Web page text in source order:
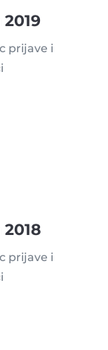
prijave i
prijave i